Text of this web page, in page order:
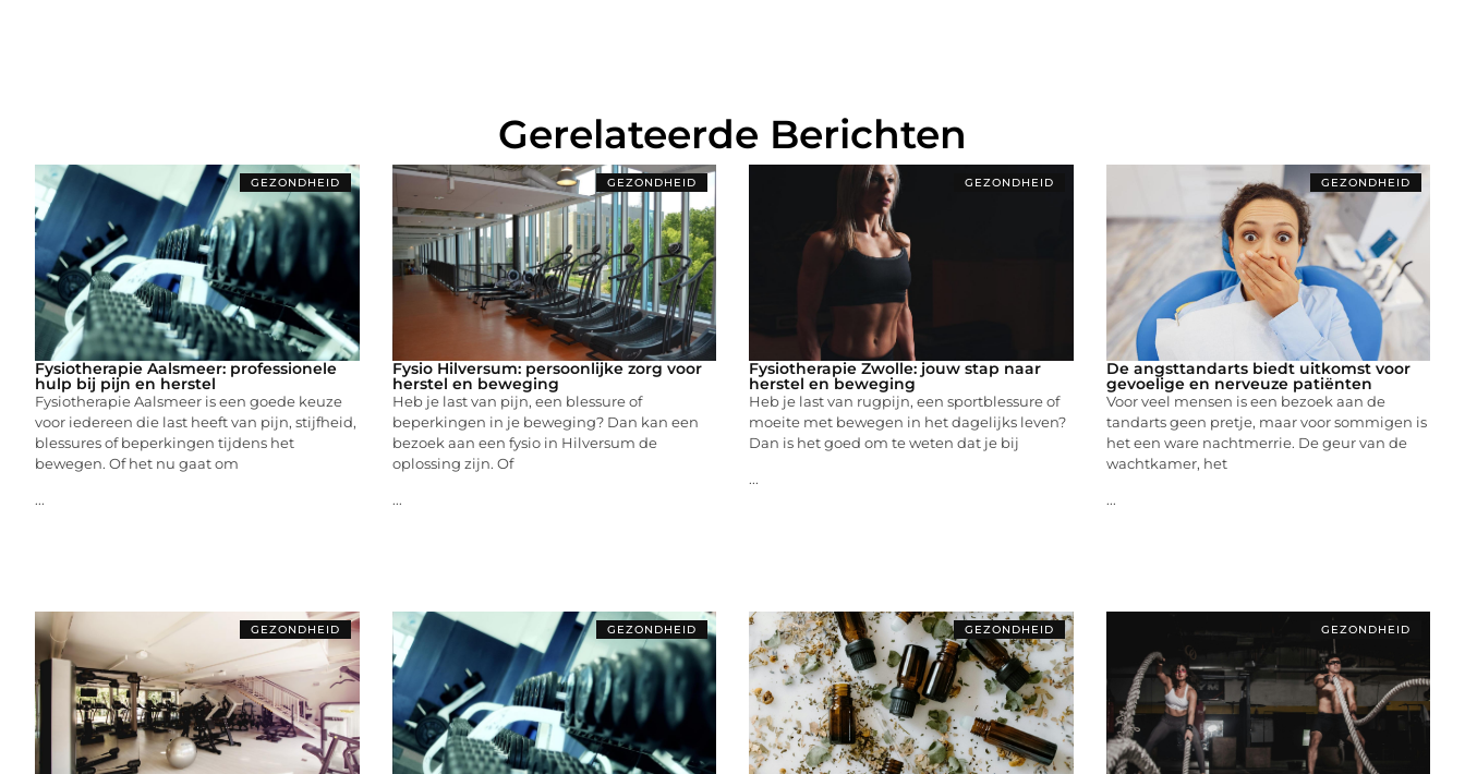
Gerelateerde Berichten
GEZONDHEID
Fysiotherapie Aalsmeer: professionele
hulp bij pijn en herstel
Fysiotherapie Aalsmeer is een goede keuze
voor iedereen die last heeft van pijn, stijfheid,
blessures of beperkingen tijdens het
bewegen. Of het nu gaat om
...
GEZONDHEID
Fysio Hilversum: persoonlijke zorg voor
herstel en beweging
Heb je last van pijn, een blessure of
beperkingen in je beweging? Dan kan een
bezoek aan een fysio in Hilversum de
oplossing zijn. Of
...
GEZONDHEID
Fysiotherapie Zwolle: jouw stap naar
herstel en beweging
Heb je last van rugpijn, een sportblessure of
moeite met bewegen in het dagelijks leven?
Dan is het goed om te weten dat je bij
...
GEZONDHEID
De angsttandarts biedt uitkomst voor
gevoelige en nerveuze patiënten
Voor veel mensen is een bezoek aan de
tandarts geen pretje, maar voor sommigen is
het een ware nachtmerrie. De geur van de
wachtkamer, het
...
GEZONDHEID GEZONDHEID GEZONDHEID GEZONDHEID